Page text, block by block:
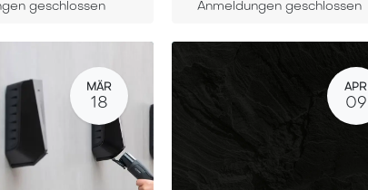
geschlossen Anmeldungen geschlossen
MÄR
18
APR
09